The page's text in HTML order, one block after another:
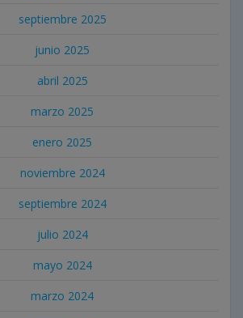
septiembre 2025
junio 2025
abril 2025
marzo 2025
enero 2025
noviembre 2024
septiembre 2024
julio 2024
mayo 2024
marzo 2024